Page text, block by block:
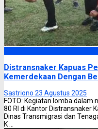
Distransnaker Kapuas
Kemerdekaan Dengan
Sastriono 23 Agustus 2025
FOTO: Kegiatan lomba dalam
80 RI di Kantor Distransnaker
Dinas Transmigrasi dan
K ...